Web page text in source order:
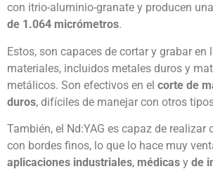
con itrio-aluminio-granate y producen una
de 1.064 micrómetros.
Estos, son capaces de cortar y grabar en
materiales, incluidos metales duros y
metálicos. Son efectivos en el corte de
duros, difíciles de manejar con otros
También, el Nd:YAG es capaz de realizar
con bordes finos, lo que lo hace muy
aplicaciones industriales, médicas y de